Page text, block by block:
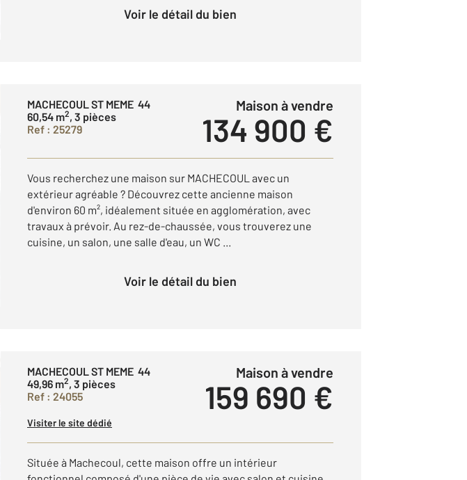
Voir le détail du bien
MACHECOUL ST MEME 44
60,54 m2, 3 pièces
Ref : 25279
Maison à vendre
134 900 €
Vous recherchez une maison sur MACHECOUL avec un
extérieur agréable ? Découvrez cette ancienne maison
d'environ 60 m², idéalement située en agglomération, avec
travaux à prévoir. Au rez-de-chaussée, vous trouverez une
cuisine, un salon, une salle d'eau, un WC ...
Voir le détail du bien
MACHECOUL ST MEME 44
49,96 m2, 3 pièces
Ref : 24055
Maison à vendre
159 690 €
Visiter le site dédié
Située à Machecoul, cette maison offre un intérieur